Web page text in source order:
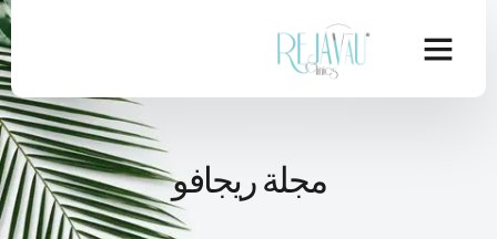
مجلة ريجافو